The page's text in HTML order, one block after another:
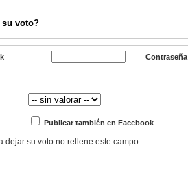
voto?
Contraseña
Publicar también en Facebook
dejar su voto no rellene este campo